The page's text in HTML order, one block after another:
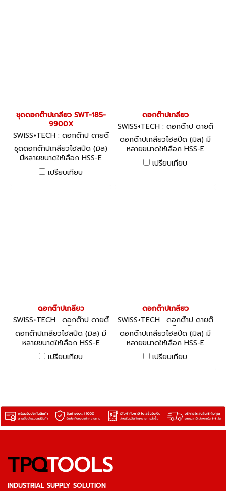
ชุดดอกต๊าปเกลียว SWT-185-
9900X
SWISS+TECH : ดอกต๊าป ดายต๊
าป ด้ามต๊าป
ชุดดอกต๊าปเกลียวไฮสปีด (มิล)
มีหลายขนาดให้เลือก HSS-E
'Black Ring' M3 - M8 5
Piece Tap Set - Spiral
เปรียบเทียบ
ดอกต๊าปเกลียว
SWISS+TECH : ดอกต๊าป ดายต๊
าป ด้ามต๊าป
ดอกต๊าปเกลียวไฮสปีด (มิล) มี
หลายขนาดให้เลือก HSS-E
'Black Ring' Taps: Spiral
Flute - ISO Metric
เปรียบเทียบ
ดอกต๊าปเกลียว
SWISS+TECH : ดอกต๊าป ดายต๊
าป ด้ามต๊าป
ดอกต๊าปเกลียวไฮสปีด (มิล) มี
หลายขนาดให้เลือก HSS-E
'Black Ring' Taps: Spiral
Point/Long Series - ISO
เปรียบเทียบ
ดอกต๊าปเกลียว
SWISS+TECH : ดอกต๊าป ดายต๊
าป ด้ามต๊าป
ดอกต๊าปเกลียวไฮสปีด (มิล) มี
หลายขนาดให้เลือก HSS-E
'Black Ring' Taps: Spiral
Point/Gun Nose - ISO
เปรียบเทียบ
TPQTOOLS
INDUSTRIAL SUPPLY SOLUTION